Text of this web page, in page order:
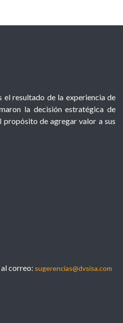
el resultado de la experiencia de
la decisión estratégica de
propósito de agregar valor a sus
correo: sugerencias@dvsisa.com